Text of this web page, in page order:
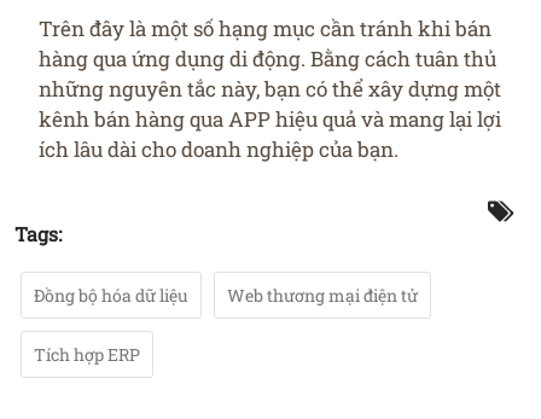
Trên đây là một số hạng mục cần tránh khi bán
hàng qua ứng dụng di động. Bằng cách tuân thủ
những nguyên tắc này, bạn có thể xây dựng một
kênh bán hàng qua APP hiệu quả và mang lại lợi
ích lâu dài cho doanh nghiệp của bạn.
Tags:
Đồng bộ hóa dữ liệu Web thương mại điện tử
Tích hợp ERP